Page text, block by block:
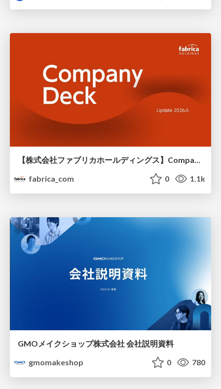
fabrica_com
0 1.1k
GMOメイクショップ株式会社 会社説明資料
gmomakeshop
0 780